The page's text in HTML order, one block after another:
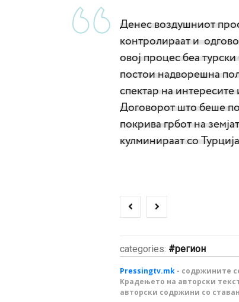
Денес воздушниот
контролираат и
овој процес беа
постои надворешна
спектар на
Договорот што беше
покрива грбот на
кулминираат со
categories: регион
Pressingtv.mk - содржините
Крадењето на авторски
авторски содржини со